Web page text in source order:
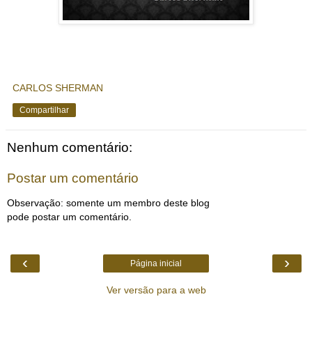
CARLOS SHERMAN
Compartilhar
Nenhum comentário:
Postar um comentário
Observação: somente um membro deste blog
pode postar um comentário.
‹ ›
Página inicial
Ver versão para a web